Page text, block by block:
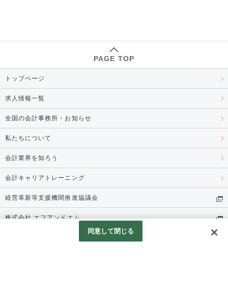
PAGE TOP
トップページ
求人情報一覧
全国の会計事務所・お知らせ
私たちについて
会計業界を知ろう
会計キャリアトレーニング
経営革新等支援機関推進協議会
株式会社 エフアンドエム
同意して閉じる